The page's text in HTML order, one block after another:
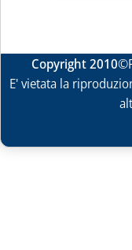
Copyright 2010
E' vietata la